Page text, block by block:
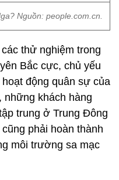
Nguồn: people.com.cn.
thử nghiệm trong
Bắc cực, chủ yếu
động quân sự của
những khách hàng
trung ở Trung Đông
phải hoàn thành
môi trường sa mạc